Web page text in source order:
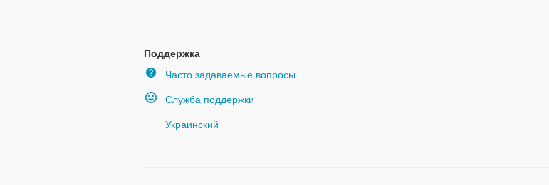
Поддержка
Часто задаваемые вопросы
Служба поддержки
Украинский